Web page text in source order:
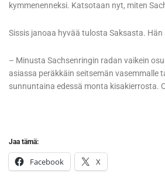
kymmenenneksi. Katsotaan nyt, miten
Sissis janoaa hyvää tulosta Saksasta.
– Minusta Sachsenringin radan vaikein
asiassa peräkkäin seitsemän vasemmalle
sunnuntaina edessä monta kisakierrosta.
Jaa tämä:
Facebook X